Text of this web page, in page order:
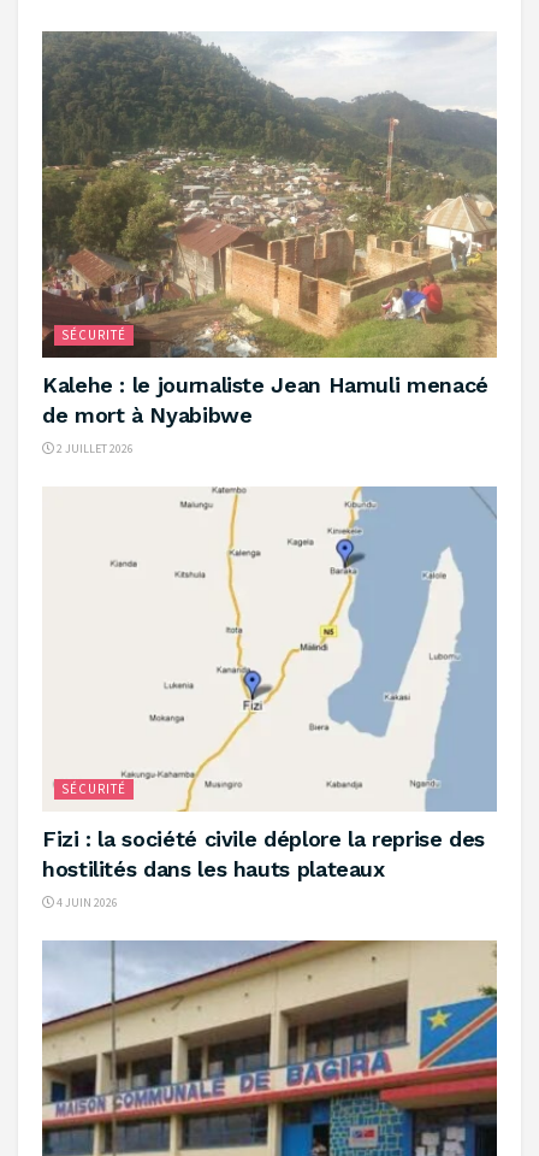
SÉCURITÉ
‎Kalehe : le journaliste Jean Hamuli menacé
de mort à Nyabibwe ‎
2 JUILLET 2026
SÉCURITÉ
‎Fizi : la société civile déplore la reprise des
hostilités dans les hauts plateaux ‎
4 JUIN 2026